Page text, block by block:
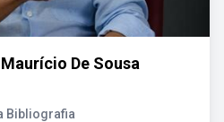
De Sousa
Bibliografia